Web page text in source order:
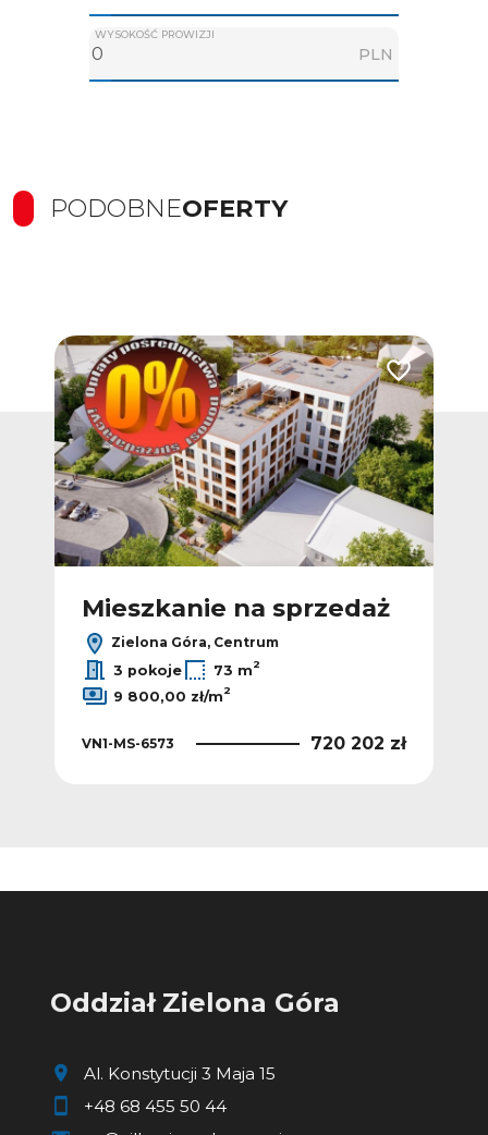
WYSOKOŚĆ PROWIZJI
PLN
PODOBNEOFERTY
Dodaj do ulubionych Dodaj do
Mieszkanie na sprzedaż
Zielona Góra, Centrum
3 pokoje
73 m2
9 800,00 zł/m2
VN1-MS-6573 720 202 zł
Oddział Zielona Góra
Al. Konstytucji 3 Maja 15
+48 68 455 50 44